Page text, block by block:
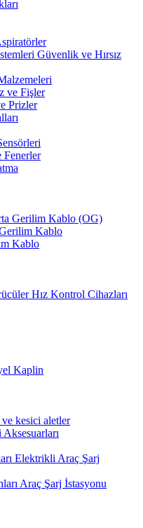
Güvenlik ve Hırsız
ve Fişler
Prizler
Fenerler
Gerilim Kablo (OG)
Kablo
Kablo
Hız Kontrol Cihazları
Kaplin
kesici aletler
Elektrikli Araç Şarj
Araç Şarj İstasyonu